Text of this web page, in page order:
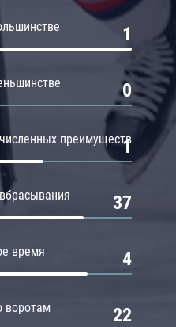
1
0
преимуществ
1
37
время 4
воротам 22